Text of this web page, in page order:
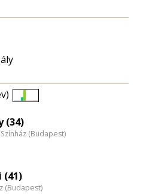
nagyítása
(34)
(Budapest)
(41)
(Budapest)